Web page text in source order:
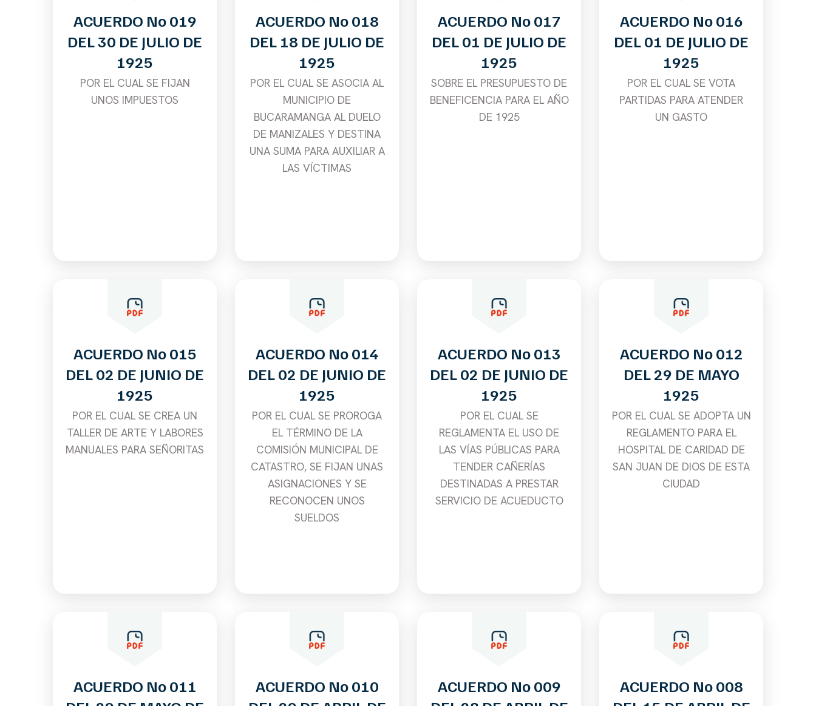
ACUERDO No 019
DEL 30 DE JULIO DE
1925
POR EL CUAL SE FIJAN
UNOS IMPUESTOS
ACUERDO No 018
DEL 18 DE JULIO DE
1925
POR EL CUAL SE ASOCIA AL
MUNICIPIO DE
BUCARAMANGA AL DUELO
DE MANIZALES Y DESTINA
UNA SUMA PARA AUXILIAR A
LAS VÍCTIMAS
ACUERDO No 017
DEL 01 DE JULIO DE
1925
SOBRE EL PRESUPUESTO DE
BENEFICENCIA PARA EL AÑO
DE 1925
ACUERDO No 016
DEL 01 DE JULIO DE
1925
POR EL CUAL SE VOTA
PARTIDAS PARA ATENDER
UN GASTO
ACUERDO No 015
DEL 02 DE JUNIO DE
1925
POR EL CUAL SE CREA UN
TALLER DE ARTE Y LABORES
MANUALES PARA SEÑORITAS
ACUERDO No 014
DEL 02 DE JUNIO DE
1925
POR EL CUAL SE PROROGA
EL TÉRMINO DE LA
COMISIÓN MUNICIPAL DE
CATASTRO, SE FIJAN UNAS
ASIGNACIONES Y SE
RECONOCEN UNOS
SUELDOS
ACUERDO No 013
DEL 02 DE JUNIO DE
1925
POR EL CUAL SE
REGLAMENTA EL USO DE
LAS VÍAS PÚBLICAS PARA
TENDER CAÑERÍAS
DESTINADAS A PRESTAR
SERVICIO DE ACUEDUCTO
ACUERDO No 012
DEL 29 DE MAYO
1925
POR EL CUAL SE ADOPTA UN
REGLAMENTO PARA EL
HOSPITAL DE CARIDAD DE
SAN JUAN DE DIOS DE ESTA
CIUDAD
ACUERDO No 011
ACUERDO No 010
ACUERDO No 009
ACUERDO No 008